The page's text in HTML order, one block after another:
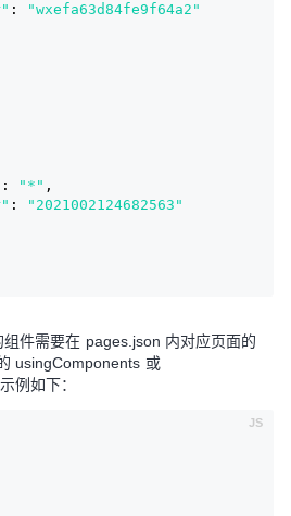
:
"wxefa63d84fe9f64a2"
: "*" ,
:
"2021002124682563"
件需要在 pages.json 内对应页面的
usingComponents 或
例如下：